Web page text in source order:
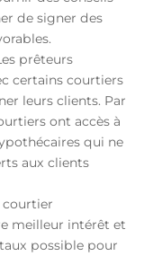
de signer des
prêteurs
certains courtiers
leurs clients. Par
ont accès à
qui ne
aux clients
meilleur intérêt et
possible pour